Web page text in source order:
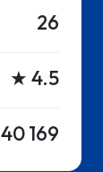
26
★ 4.5
40 169